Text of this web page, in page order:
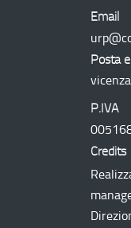
Email
Posta
P.IVA
Credits